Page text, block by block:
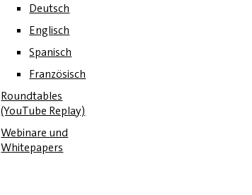
Deutsch
Englisch
Spanisch
Französisch
Roundtables
(YouTube Replay)
Webinare und
Whitepapers